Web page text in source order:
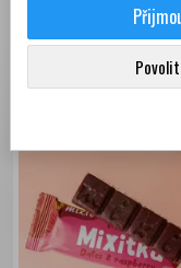
Zobrazení 1-12 z 84
položek